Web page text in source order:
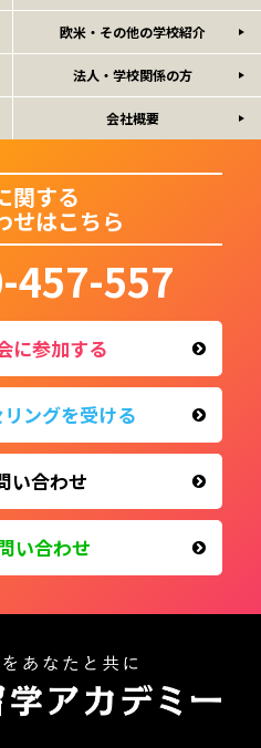
欧米・その他の学校紹介
法人・学校関係の方
会社概要
関する
せはこちら
457-557
に参加する
ングを受ける
い合わせ
い合わせ